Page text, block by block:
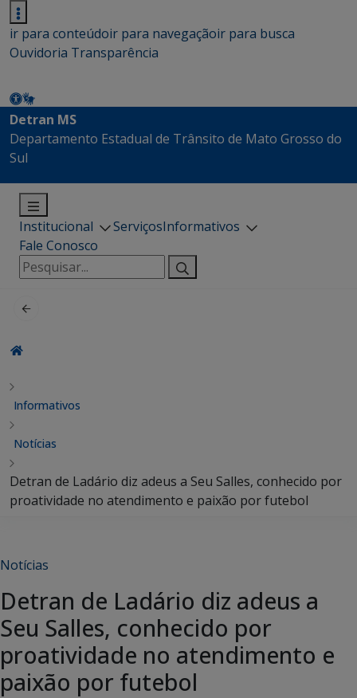
ir para conteúdoir para navegaçãoir para busca
Ouvidoria Transparência
Detran MS
Departamento Estadual de Trânsito de Mato Grosso do
Sul
Institucional ServiçosInformativos
Fale Conosco
Pesquisar
por:
Informativos
Notícias
Detran de Ladário diz adeus a Seu Salles, conhecido por
proatividade no atendimento e paixão por futebol
Notícias
Detran de Ladário diz adeus a
Seu Salles, conhecido por
proatividade no atendimento e
paixão por futebol